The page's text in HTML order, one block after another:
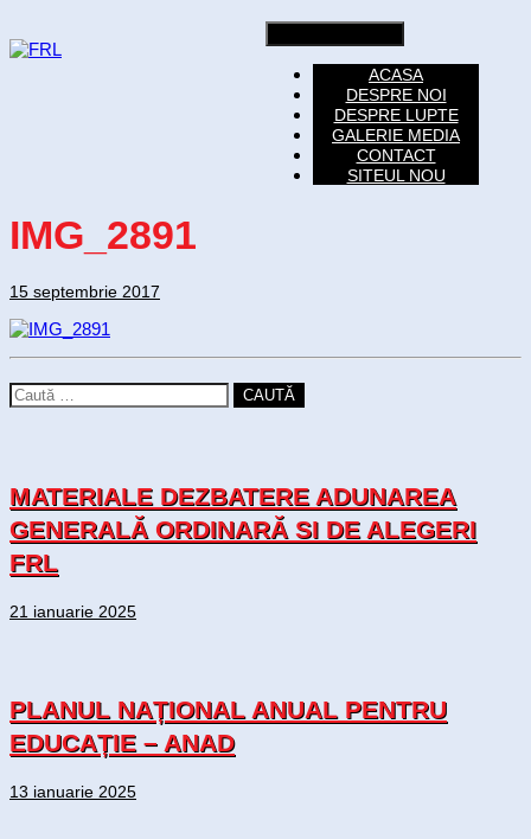
ACASA
DESPRE NOI
DESPRE LUPTE
GALERIE MEDIA
CONTACT
SITEUL NOU
IMG_2891
15 septembrie 2017
CAUTĂ
MATERIALE DEZBATERE ADUNAREA
GENERALĂ ORDINARĂ SI DE ALEGERI
FRL
21 ianuarie 2025
PLANUL NAȚIONAL ANUAL PENTRU
EDUCAȚIE – ANAD
13 ianuarie 2025